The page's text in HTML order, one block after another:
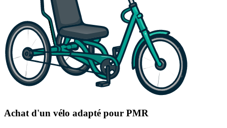
Achat d'un vélo adapté pour PMR